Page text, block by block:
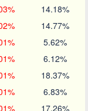
14.18%
14.77%
5.62%
6.12%
18.37%
6.83%
17.26%